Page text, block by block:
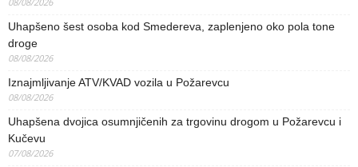
Uhapšeno šest osoba kod Smedereva, zaplenjeno oko pola tone
droge
08/08/2026
Iznajmljivanje ATV/KVAD vozila u Požarevcu
08/08/2026
Uhapšena dvojica osumnjičenih za trgovinu drogom u Požarevcu i
Kučevu
07/08/2026